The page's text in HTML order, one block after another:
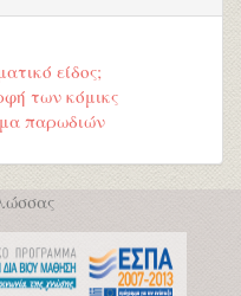
είδος;
των κόμικς
παρωδιών